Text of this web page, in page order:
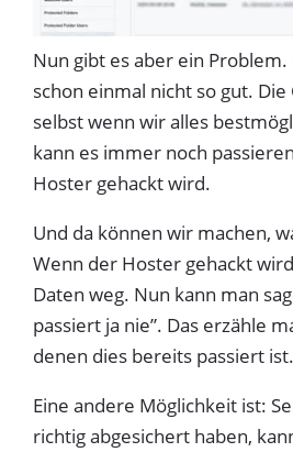
Nun gibt es aber ein
schon einmal nicht so gut. Die
selbst wenn wir alles
kann es immer noch
Hoster gehackt wird.
Und da können wir machen,
Wenn der Hoster gehackt
Daten weg. Nun kann man
passiert ja nie”. Das erzähle
denen dies bereits passiert ist.
Eine andere Möglichkeit ist:
richtig abgesichert haben,